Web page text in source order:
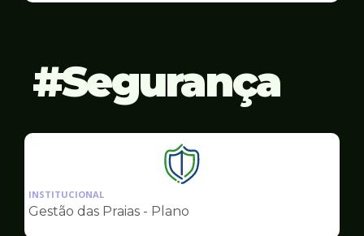
Segurança
Ilustração
da
pagina
INSTITUCIONAL
Gestão das Praias - Plano